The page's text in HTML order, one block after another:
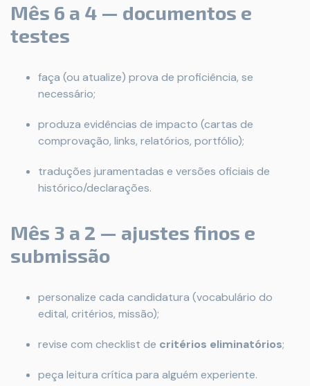
Mês 6 a 4 — documentos e
testes
faça (ou atualize) prova de proficiência, se
necessário;
produza evidências de impacto (cartas de
comprovação, links, relatórios, portfólio);
traduções juramentadas e versões oficiais de
histórico/declarações.
Mês 3 a 2 — ajustes finos e
submissão
personalize cada candidatura (vocabulário do
edital, critérios, missão);
revise com checklist de critérios eliminatórios;
peça leitura crítica para alguém experiente.